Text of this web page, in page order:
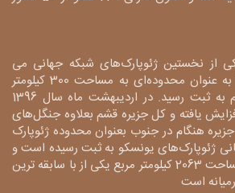
از نخستین ژئوپارک‌های شبکه جهانی می
باشد که در سال 1385 به عنوان محدوده‌ای به مساحت 300 کیلومتر
مربع از غرب جزیره قشم به ثبت رسید. در اردیبهشت ماه سال 1396
یافته و کل جزیره قشم بعلاوه جنگل‌های
هنگام در جنوب بعنوان محدوده ژئوپارک
ژئوپارک‌های یونسکو به ثبت رسیده است و
اکنون این ژئوپارک با مساحت 2063 کیلومتر مربع یکی از با سابقه ترین
است